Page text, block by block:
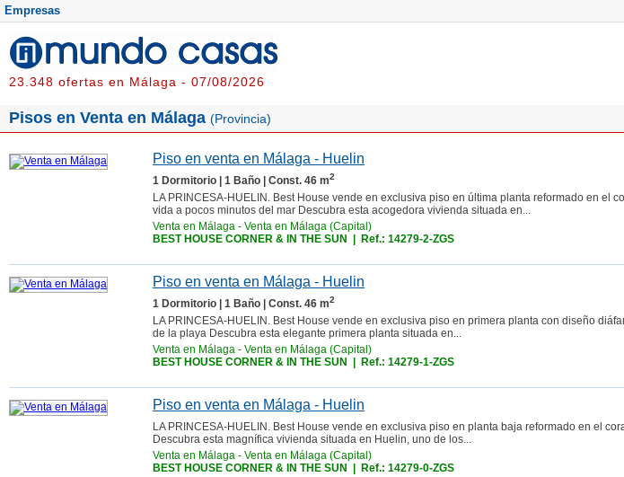
Empresas
23.348 ofertas en Málaga - 07/08/2026
Pisos en Venta en Málaga (Provincia)
Piso en venta en Málaga - Huelin
1 Dormitorio | 1 Baño | Const. 46 m2
LA PRINCESA-HUELIN. Best House vende en exclusiva piso en última planta reformado en el
vida a pocos minutos del mar Descubra esta acogedora vivienda situada en...
Venta en Málaga - Venta en Málaga (Capital)
BEST HOUSE CORNER & IN THE SUN
| Ref.: 14279-2-ZGS
Piso en venta en Málaga - Huelin
1 Dormitorio | 1 Baño | Const. 46 m2
LA PRINCESA-HUELIN. Best House vende en exclusiva piso en primera planta con diseño
de la playa Descubra esta elegante primera planta situada en...
Venta en Málaga - Venta en Málaga (Capital)
BEST HOUSE CORNER & IN THE SUN
| Ref.: 14279-1-ZGS
Piso en venta en Málaga - Huelin
LA PRINCESA-HUELIN. Best House vende en exclusiva piso en planta baja reformado en el
Descubra esta magnífica vivienda situada en Huelin, uno de los...
Venta en Málaga - Venta en Málaga (Capital)
BEST HOUSE CORNER & IN THE SUN
| Ref.: 14279-0-ZGS